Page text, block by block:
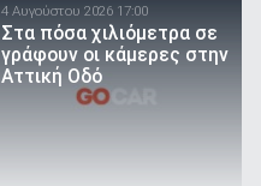
4 Αυγούστου 2026 17:00
Στα πόσα χιλιόμετρα σε
γράφουν οι κάμερες στην
Αττική Οδό